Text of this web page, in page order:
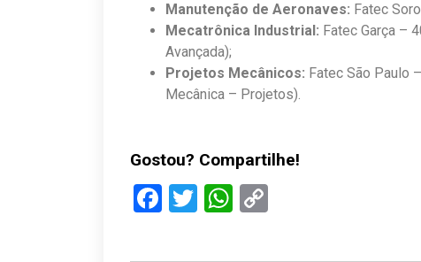
Manutenção de Aeronaves: Fatec
Mecatrônica Industrial: Fatec Garça –
Avançada);
Projetos Mecânicos: Fatec São Paulo
Mecânica – Projetos).
Gostou? Compartilhe!
Facebook
TwitterWhatsApp